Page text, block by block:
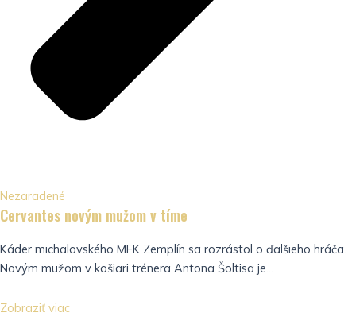
Nezaradené
Cervantes novým mužom v tíme
Káder michalovského MFK Zemplín sa rozrástol o ďalšieho hráča.
Novým mužom v košiari trénera Antona Šoltisa je...
Zobraziť viac